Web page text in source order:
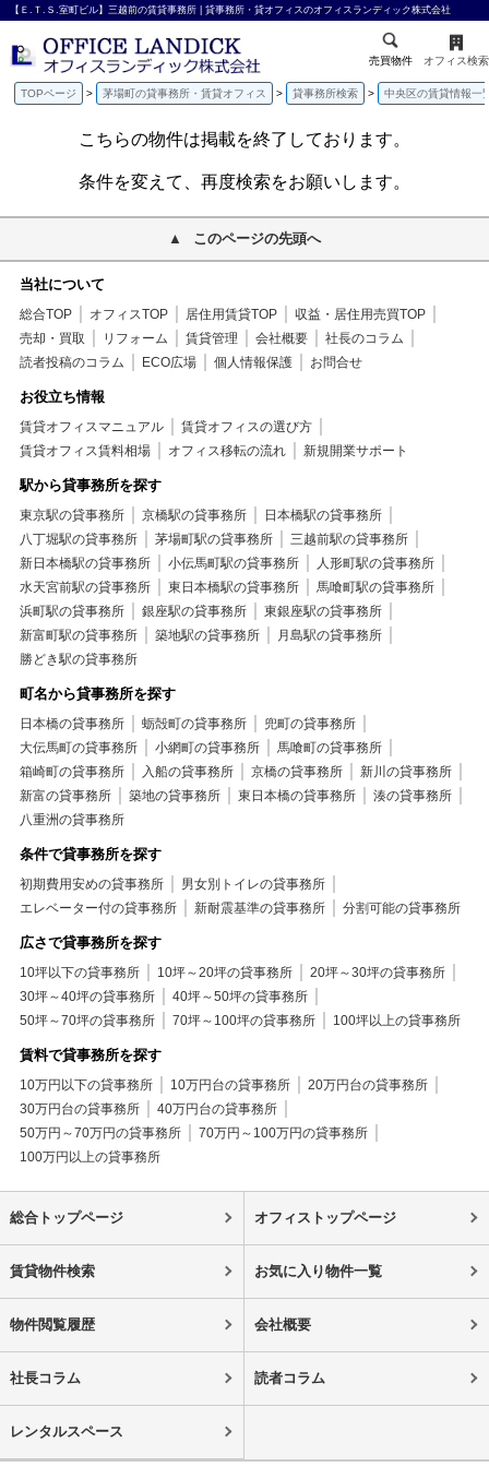
【Ｅ.Ｔ.Ｓ.室町ビル】三越前の賃貸事務所 | 貸事務所・貸オフィスのオフィスランディック株式会社
売買物件 オフィス検索
TOPページ 茅場町の貸事務所・賃貸オフィス 貸事務所検索 中央区の賃貸情報一
こちらの物件は掲載を終了しております。
条件を変えて、再度検索をお願いします。
このページの先頭へ
当社について
総合TOP オフィスTOP 居住用賃貸TOP
収益・居住用売買TOP
売却・買取
リフォーム 賃貸管理 会社概要
社長のコラム
読者投稿のコラム
ECO広場 個人情報保護 お問合せ
お役立ち情報
賃貸オフィスマニュアル
賃貸オフィスの選び方
賃貸オフィス賃料相場
オフィス移転の流れ 新規開業サポート
駅から貸事務所を探す
東京駅の貸事務所 京橋駅の貸事務所
日本橋駅の貸事務所
八丁堀駅の貸事務所
茅場町駅の貸事務所
三越前駅の貸事務所
新日本橋駅の貸事務所
小伝馬町駅の貸事務所
人形町駅の貸事務所
水天宮前駅の貸事務所
東日本橋駅の貸事務所
馬喰町駅の貸事務所
浜町駅の貸事務所
銀座駅の貸事務所
東銀座駅の貸事務所
新富町駅の貸事務所
築地駅の貸事務所
月島駅の貸事務所
勝どき駅の貸事務所
町名から貸事務所を探す
日本橋の貸事務所 蛎殻町の貸事務所
兜町の貸事務所
大伝馬町の貸事務所
小網町の貸事務所
馬喰町の貸事務所
箱崎町の貸事務所
入船の貸事務所 京橋の貸事務所
新川の貸事務所
新富の貸事務所
築地の貸事務所 東日本橋の貸事務所
湊の貸事務所
八重洲の貸事務所
条件で貸事務所を探す
初期費用安めの貸事務所
男女別トイレの貸事務所
エレベーター付の貸事務所
新耐震基準の貸事務所 分割可能の貸事務所
広さで貸事務所を探す
10坪以下の貸事務所 10坪～20坪の貸事務所
20坪～30坪の貸事務所
30坪～40坪の貸事務所
40坪～50坪の貸事務所
50坪～70坪の貸事務所
70坪～100坪の貸事務所 100坪以上の貸事務所
賃料で貸事務所を探す
10万円以下の貸事務所 10万円台の貸事務所
20万円台の貸事務所
30万円台の貸事務所
40万円台の貸事務所
50万円～70万円の貸事務所
70万円～100万円の貸事務所
100万円以上の貸事務所
総合トップページ オフィストップページ
賃貸物件検索 お気に入り物件一覧
物件閲覧履歴 会社概要
社長コラム 読者コラム
レンタルスペース